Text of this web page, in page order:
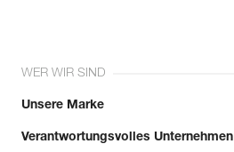
WER WIR SIND
Unsere Marke
Verantwortungsvolles Unternehmen